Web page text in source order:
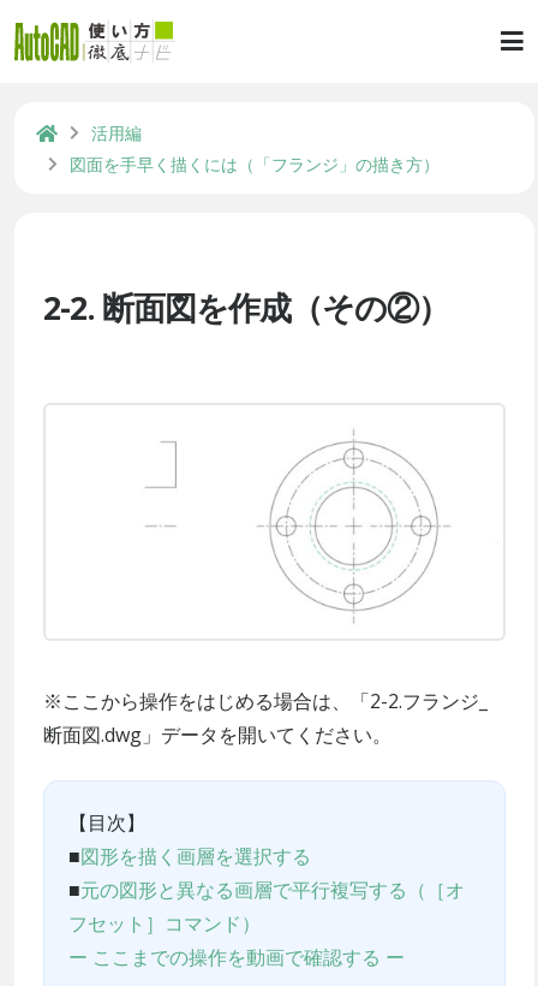
活用編
図面を手早く描くには（「フランジ」の描き方）
2-2. 断面図を作成（その②）
※ここから操作をはじめる場合は、「2-2.フランジ_
断面図.dwg」データを開いてください。
【目次】
■図形を描く画層を選択する
■元の図形と異なる画層で平行複写する（［オ
フセット］コマンド）
ー ここまでの操作を動画で確認する ー